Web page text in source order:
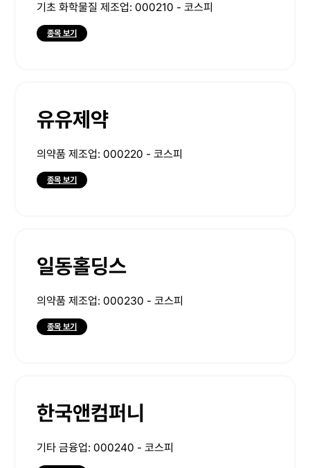
기초 화학물질 제조업: 000210 - 코스피
종목 보기
유유제약
의약품 제조업: 000220 - 코스피
종목 보기
일동홀딩스
의약품 제조업: 000230 - 코스피
종목 보기
한국앤컴퍼니
기타 금융업: 000240 - 코스피